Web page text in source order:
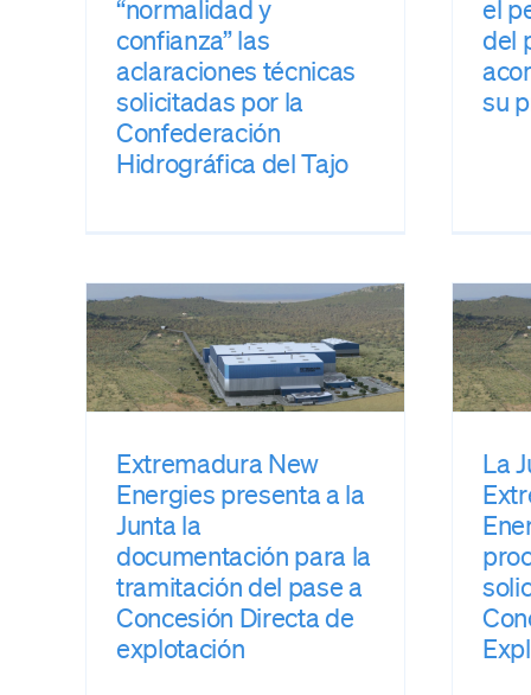
“normalidad y
confianza” las
aclaraciones técnicas
solicitadas por la
Confederación
Hidrográfica del Tajo
el
del
su
Extremadura New
Energies presenta a la
Junta la
documentación para la
tramitación del pase a
Concesión Directa de
explotación
Extremadura New
Energies la
procedencia de la
solicitud como
Concesión Directa
prensa
La